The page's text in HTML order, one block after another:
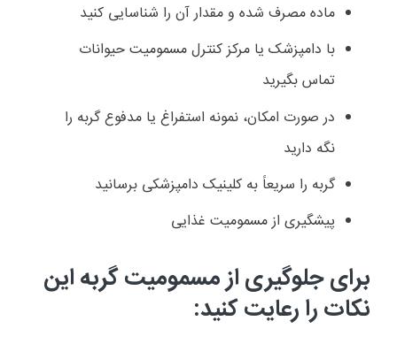
ماده مصرف شده و مقدار آن را شناسایی کنید
با دامپزشک یا مرکز کنترل مسمومیت حیوانات
تماس بگیرید
در صورت امکان، نمونه استفراغ یا مدفوع گربه را
نگه دارید
گربه را سریعاً به کلینیک دامپزشکی برسانید
پیشگیری از مسمومیت غذایی
برای جلوگیری از مسمومیت گربه این
نکات را رعایت کنید: